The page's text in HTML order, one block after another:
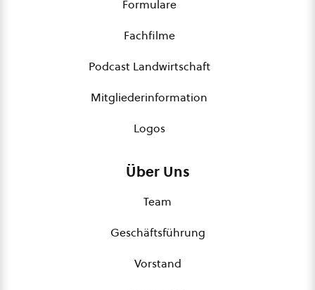
Formulare
Fachfilme
Podcast Landwirtschaft
Mitgliederinformation
Logos
Über Uns
Team
Geschäftsführung
Vorstand